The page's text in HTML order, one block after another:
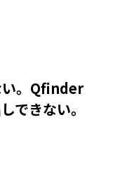
い。Qfinder
できない。